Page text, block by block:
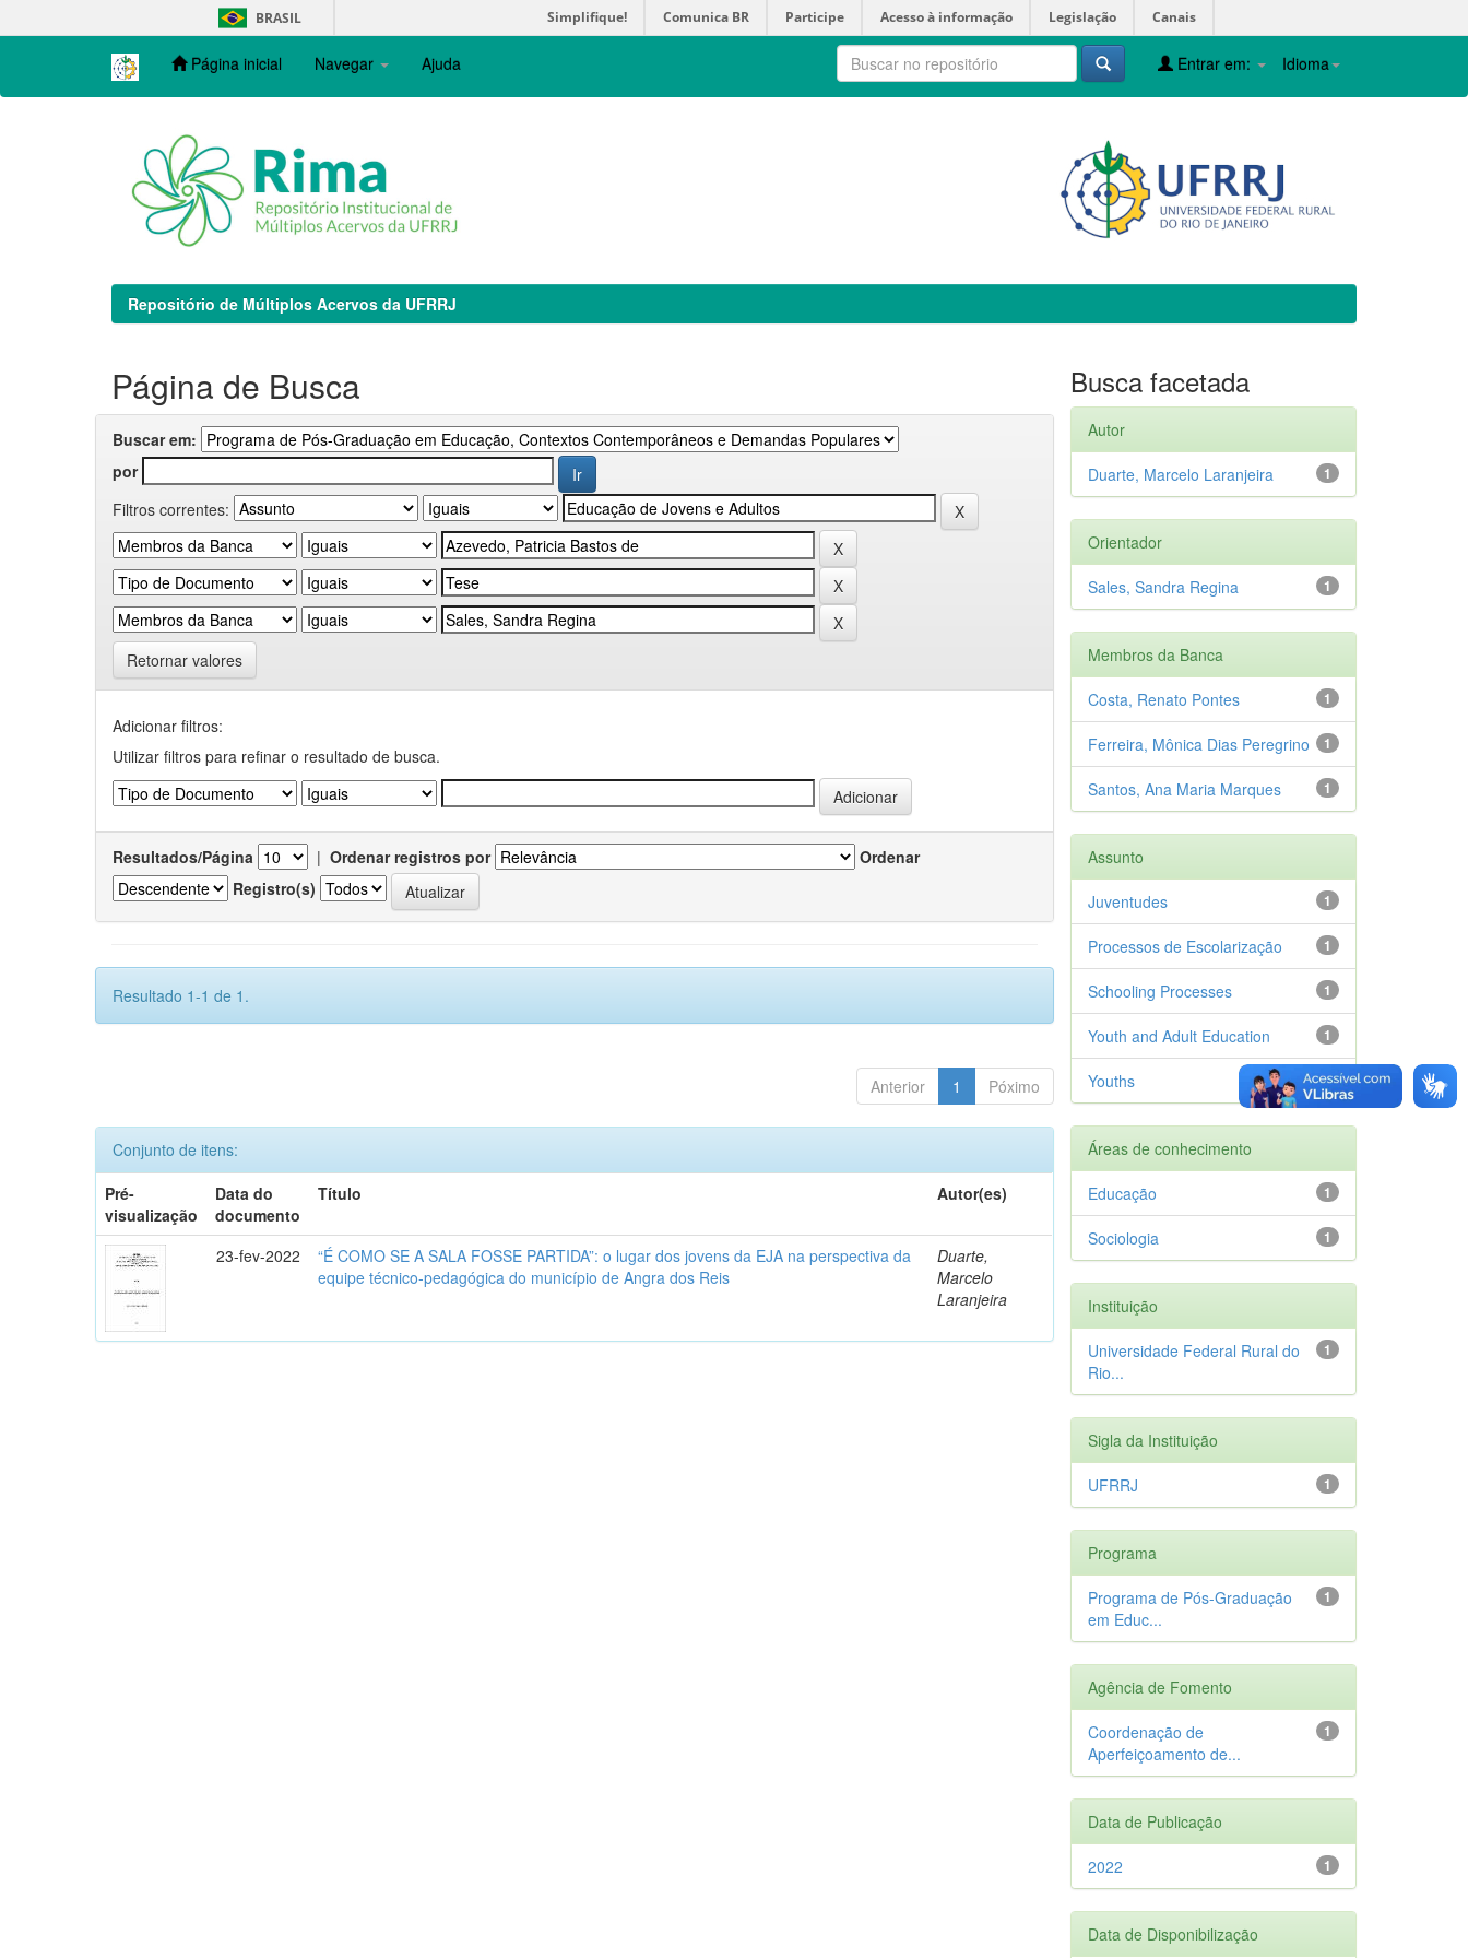
navigation
BRASIL Simplifique! Comunica BR Participe Acesso à informação Legislação Canais
Página inicial Navegar Ajuda Idioma
Entrar em:
Repositório de Múltiplos Acervos da UFRRJ
Página de Busca
Buscar em:
por
Filtros correntes:
Retornar valores
Adicionar filtros:
Utilizar filtros para refinar o resultado de busca.
Resultados/Página | Ordenar registros por
Ordenar
Registro(s)
Resultado 1-1 de 1.
Anterior 1 Póximo
Conjunto de itens:
Pré-
visualização
Data do
documento
Título Autor(es)
23-fev-2022
“É COMO SE A SALA FOSSE PARTIDA”: o lugar dos jovens da EJA na perspectiva da
equipe técnico-pedagógica do município de Angra dos Reis
Duarte,
Marcelo
Laranjeira
Busca facetada
Autor
1
Duarte, Marcelo Laranjeira
Orientador
1
Sales, Sandra Regina
Membros da Banca
1
Costa, Renato Pontes
1
Ferreira, Mônica Dias Peregrino
1
Santos, Ana Maria Marques
Assunto
1
Juventudes
1
Processos de Escolarização
1
Schooling Processes
1
Youth and Adult Education
1
Youths
Áreas de conhecimento
1
Educação
1
Sociologia
Instituição
1
Universidade Federal Rural do
Rio...
Sigla da Instituição
1
UFRRJ
Programa
1
Programa de Pós-Graduação
em Educ...
Agência de Fomento
1
Coordenação de
Aperfeiçoamento de...
Data de Publicação
1
2022
Data de Disponibilização